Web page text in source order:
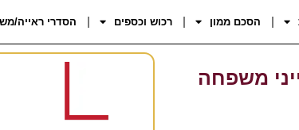
הסכם ממון רכוש וכספים הסדרי ראייה/
משפחה